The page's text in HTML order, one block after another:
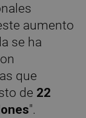
aumento
se ha
que
de 22
".